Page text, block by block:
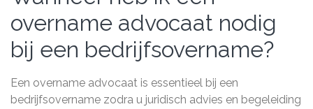
overname advocaat nodig
bij een bedrijfsovername?
Een overname advocaat is essentieel bij een
bedrijfsovername zodra u juridisch advies en begeleiding